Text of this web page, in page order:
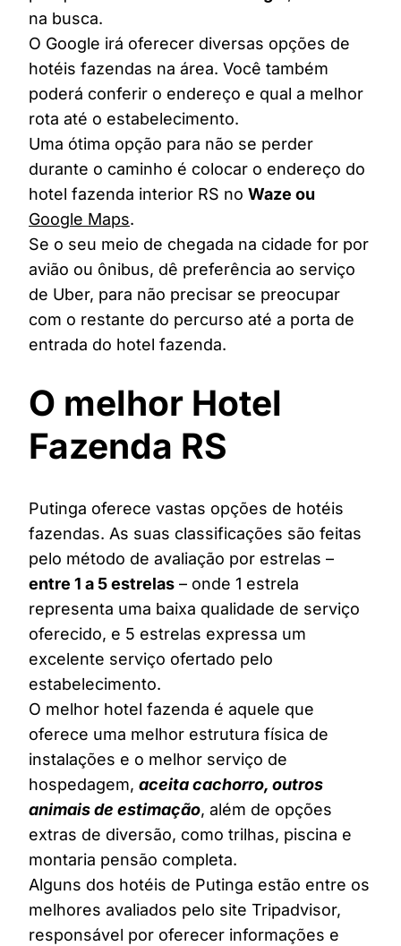
na busca.
O Google irá oferecer diversas opções de
hotéis fazendas na área. Você também
poderá conferir o endereço e qual a melhor
rota até o estabelecimento.
Uma ótima opção para não se perder
durante o caminho é colocar o endereço do
hotel fazenda interior RS no Waze ou
Google Maps.
Se o seu meio de chegada na cidade for por
avião ou ônibus, dê preferência ao serviço
de Uber, para não precisar se preocupar
com o restante do percurso até a porta de
entrada do hotel fazenda.
O melhor Hotel
Fazenda RS
Putinga oferece vastas opções de hotéis
fazendas. As suas classificações são feitas
pelo método de avaliação por estrelas –
entre 1 a 5 estrelas – onde 1 estrela
representa uma baixa qualidade de serviço
oferecido, e 5 estrelas expressa um
excelente serviço ofertado pelo
estabelecimento.
O melhor hotel fazenda é aquele que
oferece uma melhor estrutura física de
instalações e o melhor serviço de
hospedagem, aceita cachorro, outros
animais de estimação, além de opções
extras de diversão, como trilhas, piscina e
montaria pensão completa.
Alguns dos hotéis de Putinga estão entre os
melhores avaliados pelo site Tripadvisor,
responsável por oferecer informações e